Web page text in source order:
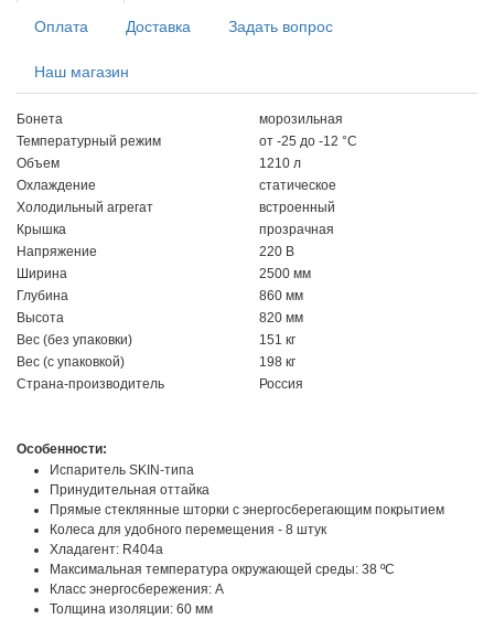
Оплата Доставка Задать вопрос
Наш магазин
Бонета
морозильная
Температурный режим
от -25 до -12 °C
Объем
1210 л
Охлаждение
статическое
Холодильный агрегат
встроенный
Крышка
прозрачная
Напряжение
220 В
Ширина
2500 мм
Глубина
860 мм
Высота
820 мм
Вес (без упаковки)
151 кг
Вес (с упаковкой)
198 кг
Страна-производитель
Россия
Особенности:
Испаритель SKIN-типа
Принудительная оттайка
Прямые стеклянные шторки с энергосберегающим покрытием
Колеса для удобного перемещения - 8 штук
Хладагент: R404a
Максимальная температура окружающей среды: 38 ºC
Класс энергосбережения: А
Толщина изоляции: 60 мм